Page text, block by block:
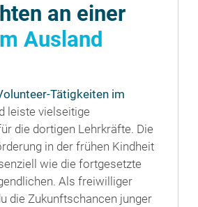
an einer
Ausland
Tätigkeiten im
leiste vielseitige
die dortigen Lehrkräfte. Die
in der frühen Kindheit
wie die fortgesetzte
Als freiwilliger
die Zukunftschancen junger